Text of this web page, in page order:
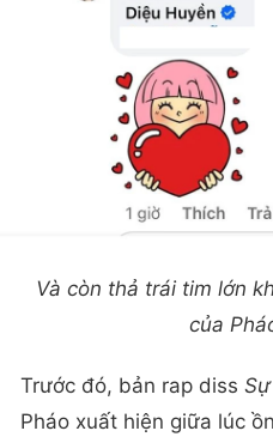
Và còn thả trái tim lớn
của
Trước đó, bản rap diss
Pháo xuất hiện giữa lúc